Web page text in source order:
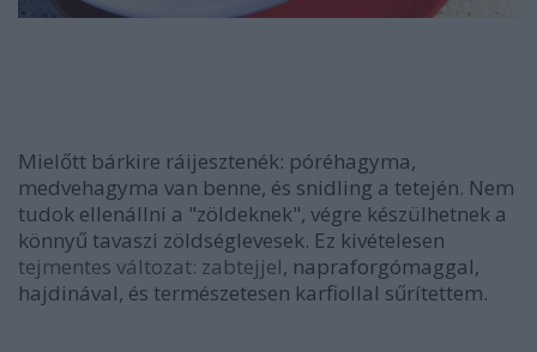
Mielőtt bárkire ráijesztenék: póréhagyma,
medvehagyma van benne, és snidling a tetején. Nem
tudok ellenállni a "zöldeknek", végre készülhetnek a
könnyű tavaszi zöldséglevesek. Ez kivételesen
tejmentes változat: zabtejjel, napraforgómaggal,
hajdinával, és természetesen karfiollal sűrítettem.